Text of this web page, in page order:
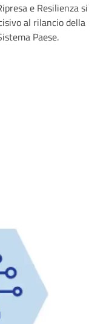
e Resilienza si
al rilancio della
Paese.